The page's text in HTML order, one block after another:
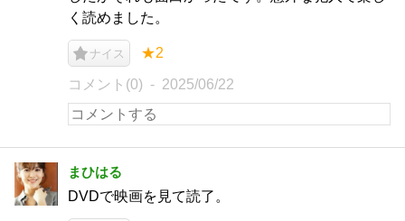
く読めました。
ナイス ★2
コメント(0) 2025/06/22
まひはる
DVDで映画を見て読了。